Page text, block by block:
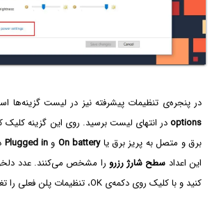
در پنجره‌ی تنظیمات پیشرفته نیز در لیست گزینه‌ها
optionsدر انتهای لیست برسید. روی این گزینه کلیک
برق و متصل به پریز برق یاOn battery و Plugged in
این اعداد سطح شارژ رزرو را مشخص می‌کنند. عدد
کنید و با کلیک روی دکمه‌ی OK، تنظیمات پلن فعلی را تغییر دهید.